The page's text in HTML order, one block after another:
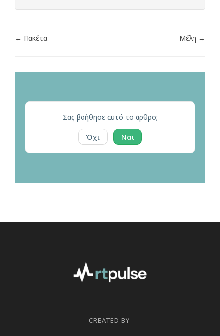
← Πακέτα Μέλη →
Σας βοήθησε αυτό το άρθρο;
Όχι Ναι
CREATED BY